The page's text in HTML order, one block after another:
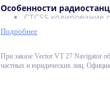
Особенности
CTCSS кодирование
Встроенный
Большой цветной
Компандер
Выходная мощность
Сканирование по
Подробнее
При заказе Vector VT 27 Navigator
частных и юридических лиц.